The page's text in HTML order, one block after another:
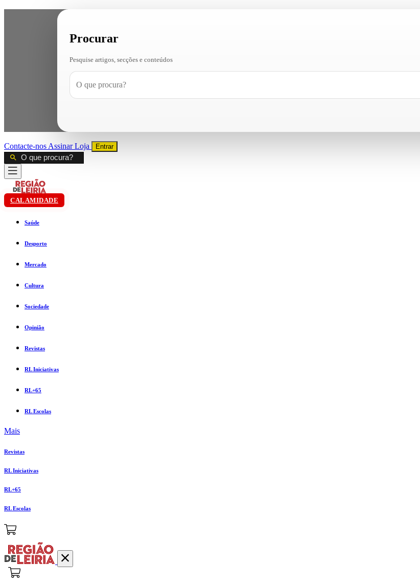
Procurar
Pesquise artigos, secções e conteúdos
Contacte-nos AssinarLoja Entrar
CALAMIDADE
Saúde
Desporto
Mercado
Cultura
Sociedade
Opinião
Revistas
RL Iniciativas
RL+65
RL Escolas
Mais
Revistas
RL Iniciativas
RL+65
RL Escolas